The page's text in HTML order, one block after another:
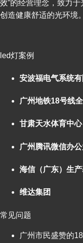
效”的经营理念，致力
创造健康舒适的光环境。
led灯案例
安波福电气系统
广州地铁18号线
甘肃天水体育中心
广州腾讯微信办
海信（广东）生
维达集团
常见问题
广州市民盛赞的